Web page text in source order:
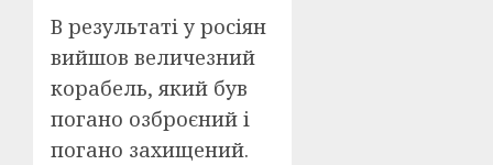
В результаті у росіян
вийшов величезний
корабель, який був
погано озброєний і
погано захищений.